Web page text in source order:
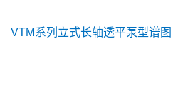
VTM系列立式长轴透平泵型谱图